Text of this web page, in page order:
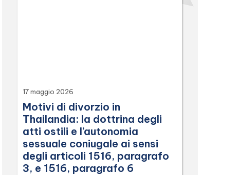
17 maggio 2026
Motivi di divorzio in
Thailandia: la dottrina degli
atti ostili e l’autonomia
sessuale coniugale ai sensi
degli articoli 1516, paragrafo
3, e 1516, paragrafo 6